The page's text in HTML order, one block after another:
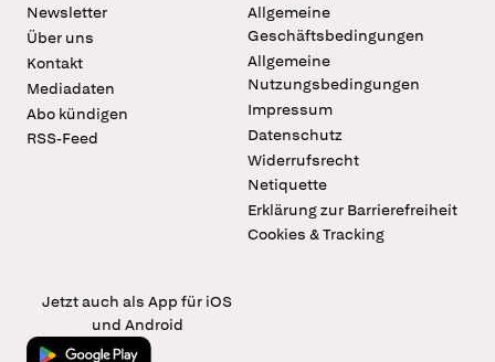
Newsletter
Über uns
Kontakt
Mediadaten
Abo kündigen
RSS-Feed
Allgemeine
Geschäftsbedingungen
Allgemeine
Nutzungsbedingungen
Impressum
Datenschutz
Widerrufsrecht
Netiquette
Erklärung zur Barrierefreiheit
Cookies & Tracking
Jetzt auch als App für iOS
und Android
Jetzt bei Google Play